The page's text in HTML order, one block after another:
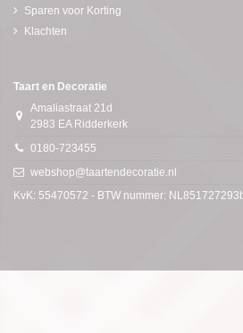
Sparen voor Korting
Klachten
Taart en Decoratie
Amaliastraat 21d
2983 EA Ridderkerk
0180-723455
webshop@taartendecoratie.nl
KvK: 55470572 - BTW nummer: